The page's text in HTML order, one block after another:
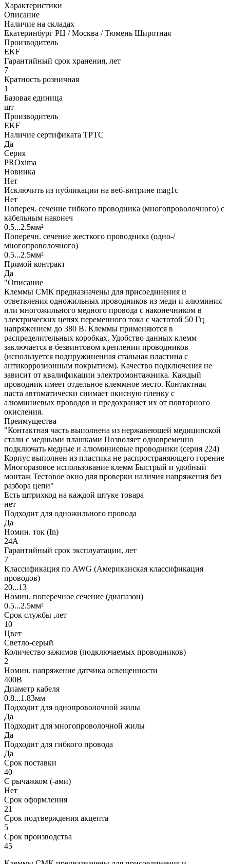
Характеристики
Описание
Наличие на складах
Екатеринбург РЦ / Москва / Тюмень Широтная
Производитель
EKF
Гарантийный срок хранения, лет
7
Кратность розничная
1
Базовая единица
шт
Производитель
EKF
Наличие сертификата ТРТС
Да
Серия
PROxima
Новинка
Нет
Исключить из публикации на веб-витрине mag1c
Нет
Попереч. сечение гибкого проводника (многопроволочного) с
кабельным наконеч
0.5...2.5мм²
Поперечн. сечение жесткого проводника (одно-/
многопроволочного)
0.5...2.5мм²
Прямой контракт
Да
"Описание
Клеммы СМК предназначены для присоединения и
ответвления одножильных проводников из меди и алюминия
или многожильного медного провода с наконечником в
электрических цепях переменного тока с частотой 50 Гц
напряжением до 380 В. Клеммы применяются в
распределительных коробках. Удобство данных клемм
заключается в безвинтовом креплении проводников
(используется подпружиненная стальная пластина с
антикоррозионным покрытием). Качество подключения не
зависит от квалификации электромонтажника. Каждый
проводник имеет отдельное клеммное место. Контактная
паста автоматически снимает окисную пленку с
алюминиевых проводов и предохраняет их от повторного
окисления.
Преимущества
"Контактная часть выполнена из нержавеющей медицинской
стали с медными плашками Позволяет одновременно
подключать медные и алюминиевые проводники (серия 224)
Корпус выполнен из пластика не распространяющего горение
Многоразовое использование клемм Быстрый и удобный
монтаж Тестовое окно для проверки наличия напряжения без
разбора цепи"
Есть штрихкод на каждой штуке товара
нет
Подходит для одножильного провода
Да
Номин. ток (In)
24А
Гарантийный срок эксплуатации, лет
7
Классификация по AWG (Американская классификация
проводов)
20...13
Номин. поперечное сечение (диапазон)
0.5...2.5мм²
Срок службы ,лет
10
Цвет
Светло-серый
Количество зажимов (подключаемых проводников)
2
Номин. напряжение датчика освещенности
400В
Диаметр кабеля
0.8...1.83мм
Подходит для однопроволочной жилы
Да
Подходит для многопроволочной жилы
Да
Подходит для гибкого провода
Да
Срок поставки
40
С рычажком (-ами)
Нет
Срок оформления
21
Срок подтверждения акцепта
5
Срок производства
45